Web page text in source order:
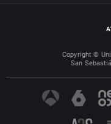
Copyright ©
San